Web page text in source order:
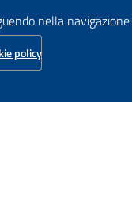
nella
policy